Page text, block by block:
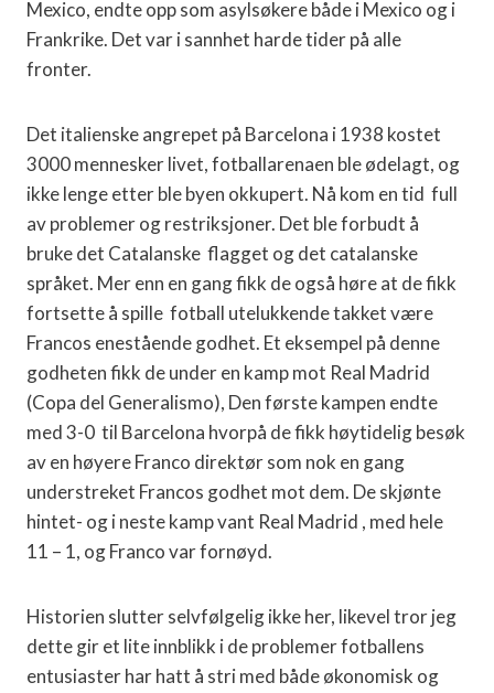
Mexico, endte opp som asylsøkere både i Mexico og i
Frankrike. Det var i sannhet harde tider på alle
fronter.
Det italienske angrepet på Barcelona i 1938 kostet
3000 mennesker livet, fotballarenaen ble ødelagt, og
ikke lenge etter ble byen okkupert. Nå kom en tid full
av problemer og restriksjoner. Det ble forbudt å
bruke det Catalanske flagget og det catalanske
språket. Mer enn en gang fikk de også høre at de fikk
fortsette å spille fotball utelukkende takket være
Francos enestående godhet. Et eksempel på denne
godheten fikk de under en kamp mot Real Madrid
(Copa del Generalismo), Den første kampen endte
med 3-0 til Barcelona hvorpå de fikk høytidelig besøk
av en høyere Franco direktør som nok en gang
understreket Francos godhet mot dem. De skjønte
hintet- og i neste kamp vant Real Madrid , med hele
11 – 1, og Franco var fornøyd.
Historien slutter selvfølgelig ikke her, likevel tror jeg
dette gir et lite innblikk i de problemer fotballens
entusiaster har hatt å stri med både økonomisk og